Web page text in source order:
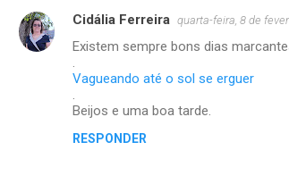
C
o
Cidália Ferreira quarta-feira, 8 de
Existem sempre bons dias
.
Vagueando até o sol se erguer
.
Beijos e uma boa tarde.
RESPONDER